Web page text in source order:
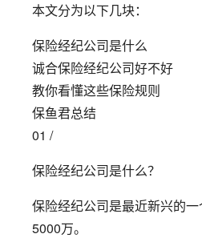
本文分为以下几块：
保险经纪公司是什么
诚合保险经纪公司好不好
教你看懂这些保险规则
保鱼君总结
01 /
保险经纪公司是什么？
保险经纪公司是最近新兴的
5000万。